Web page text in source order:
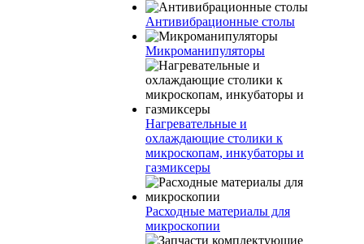
Антивибрационные столы
Микроманипуляторы
Нагревательные и
охлаждающие столики к
микроскопам, инкубаторы и
газмиксеры
Расходные материалы для
микроскопии